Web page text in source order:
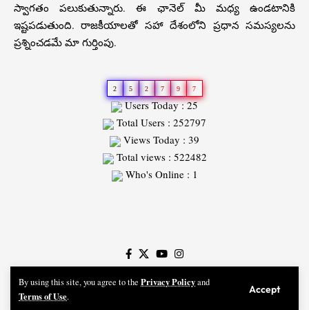
By using this site, you agree to the Privacy Policyand
Terms of Use.
Accept
స్వాగతం పలుకుతున్నారు. ఈ ఛానెల్ మీ మధ్య ఉండటానికి
ఇష్టపడుతుంది. రాజకీయాలతో సహా దేశంలోని ప్రధాన సమస్యలను
ప్రశ్నించడమే మా గుర్తింపు.
2 5 2 7 9 7
Users Today : 25
Total Users : 252797
Views Today : 39
Total views : 522482
Who's Online : 1
Praja Jyothi News © 2026 - All Rights Reserved || Design & Developed By SMC Web